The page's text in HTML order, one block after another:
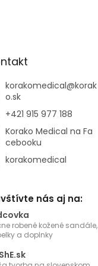
korakomedical@korak
o.sk
+421 915 977 188
Korako Medical na Fa
cebooku
korakomedical
nás aj na:
robené kožené sandále,
a doplnky